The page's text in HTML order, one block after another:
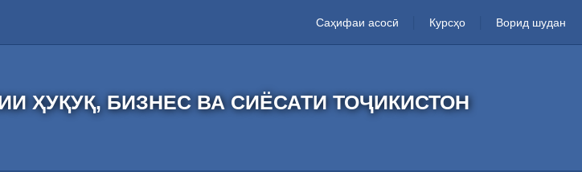
Саҳифаи асосӣ Курсҳо Ворид шудан
ҲУҚУҚ, БИЗНЕС ВА СИЁСАТИ ТОҶИКИСТОН